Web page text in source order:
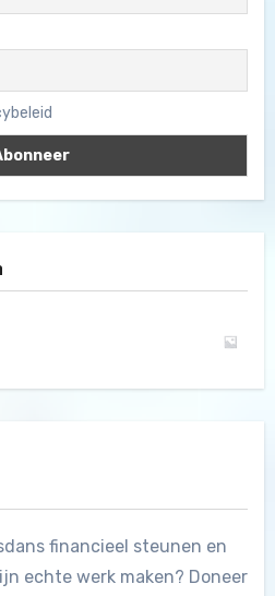
financieel steunen en
echte werk maken? Doneer